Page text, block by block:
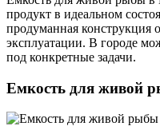
продукт в идеальном
продуманная конструкция
эксплуатации. В городе
под конкретные задачи.
Емкость для живой